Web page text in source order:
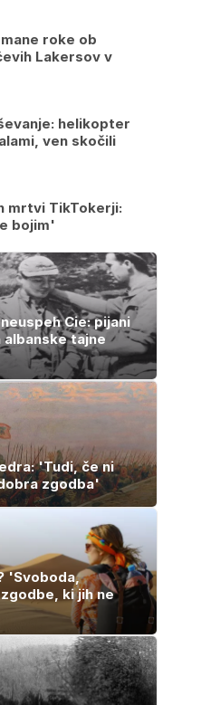
roke ob
Lakersov v
helikopter
ven skočili
mrtvi TikTokerji:
bojim'
Cie: pijani
tajne
'Tudi, če ni
zgodba'
'Svoboda,
ki jih ne